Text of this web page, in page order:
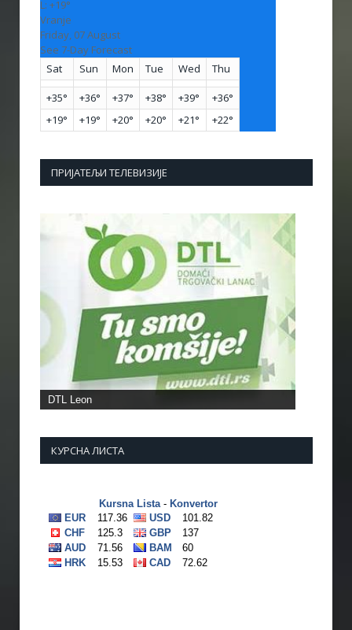
L: +19°
Vranje
Friday, 07 August
See 7-Day Forecast
Sat
Sun Mon Tue Wed Thu
+35° +36° +37° +38° +39° +36°
+19° +19° +20° +20° +21° +22°
ПРИЈАТЕЉИ ТЕЛЕВИЗИЈЕ
DTL Leon
КУРСНА ЛИСТА